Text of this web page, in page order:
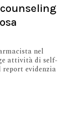
nel
attività di self-
evidenzia